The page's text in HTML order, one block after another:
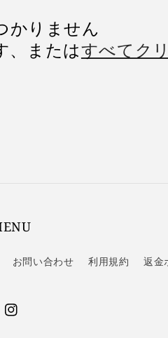
かりません
、またはすべてク
お問い合わせ 利用規約 返金
Instagram